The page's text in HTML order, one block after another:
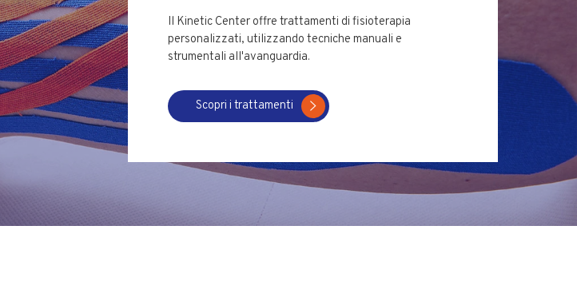
Il Kinetic Center offre trattamenti di fisioterapia
personalizzati, utilizzando tecniche manuali e
strumentali all'avanguardia.
Scopri i trattamenti